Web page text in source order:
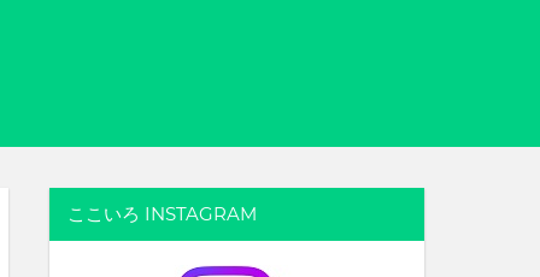
ここいろ INSTAGRAM